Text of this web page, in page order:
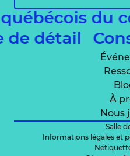
du
de détail
À
Nous
Salle
Informations légales et